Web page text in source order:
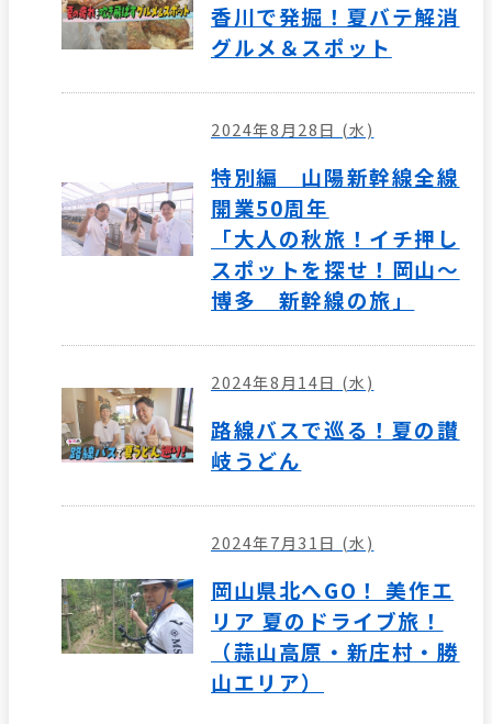
香川で発掘！夏バテ解消
グルメ＆スポット
2024年8月28日 (水)
特別編 山陽新幹線全線
開業50周年
「大人の秋旅！イチ押し
スポットを探せ！岡山～
博多 新幹線の旅」
2024年8月14日 (水)
路線バスで巡る！夏の讃
岐うどん
2024年7月31日 (水)
岡山県北へGO！ 美作エ
リア 夏のドライブ旅！
（蒜山高原・新庄村・勝
山エリア）